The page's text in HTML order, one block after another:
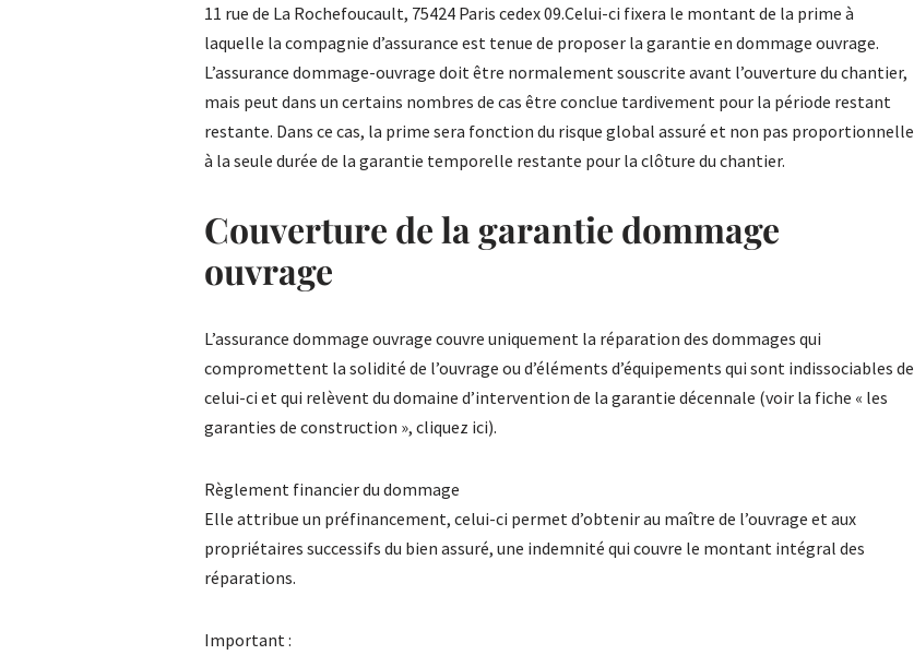
11 rue de La Rochefoucault, 75424 Paris cedex 09.Celui-ci fixera le montant de la prime à
laquelle la compagnie d’assurance est tenue de proposer la garantie en dommage ouvrage.
L’assurance dommage-ouvrage doit être normalement souscrite avant l’ouverture du chantier,
mais peut dans un certains nombres de cas être conclue tardivement pour la période restant
restante. Dans ce cas, la prime sera fonction du risque global assuré et non pas proportionnelle
à la seule durée de la garantie temporelle restante pour la clôture du chantier.
Couverture de la garantie dommage
ouvrage
L’assurance dommage ouvrage couvre uniquement la réparation des dommages qui
compromettent la solidité de l’ouvrage ou d’éléments d’équipements qui sont indissociables de
celui-ci et qui relèvent du domaine d’intervention de la garantie décennale (voir la fiche « les
garanties de construction », cliquez ici).
Règlement financier du dommage
Elle attribue un préfinancement, celui-ci permet d’obtenir au maître de l’ouvrage et aux
propriétaires successifs du bien assuré, une indemnité qui couvre le montant intégral des
réparations.
Important :